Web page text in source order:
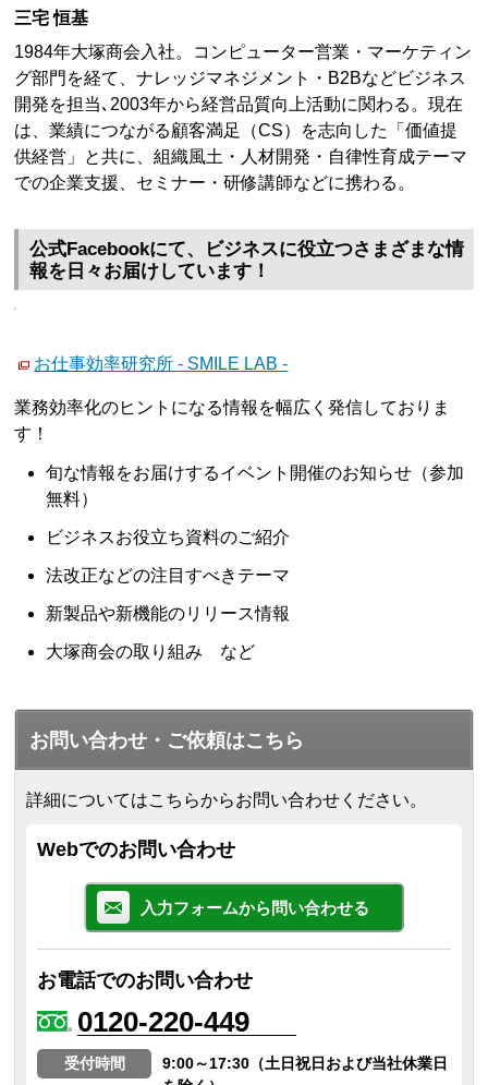
三宅 恒基
1984年大塚商会入社。コンピューター営業・マーケティン
グ部門を経て、ナレッジマネジメント・B2Bなどビジネス
開発を担当､2003年から経営品質向上活動に関わる。現在
は、業績につながる顧客満足（CS）を志向した「価値提
供経営」と共に、組織風土・人材開発・自律性育成テーマ
での企業支援、セミナー・研修講師などに携わる。
公式Facebookにて、ビジネスに役立つさまざまな情
報を日々お届けしています！
お仕事効率研究所 - SMILE LAB -
業務効率化のヒントになる情報を幅広く発信しておりま
す！
旬な情報をお届けするイベント開催のお知らせ（参加
無料）
ビジネスお役立ち資料のご紹介
法改正などの注目すべきテーマ
新製品や新機能のリリース情報
大塚商会の取り組み など
お問い合わせ・ご依頼はこちら
詳細についてはこちらからお問い合わせください。
Webでのお問い合わせ
入力フォームから問い合わせる
お電話でのお問い合わせ
0120-220-449
受付時間
9:00～17:30（土日祝日および当社休業日